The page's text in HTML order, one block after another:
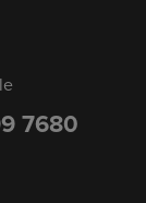
7680